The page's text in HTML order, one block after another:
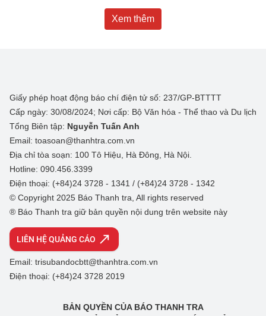
Xem thêm
Giấy phép hoạt động báo chí điện tử số: 237/GP-BTTTT
Cấp ngày: 30/08/2024; Nơi cấp: Bộ Văn hóa - Thể thao và Du lịch
Tổng Biên tập: Nguyễn Tuấn Anh
Email: toasoan@thanhtra.com.vn
Địa chỉ tòa soạn: 100 Tô Hiệu, Hà Đông, Hà Nội.
Hotline: 090.456.3399
Điện thoại: (+84)24 3728 - 1341 / (+84)24 3728 - 1342
© Copyright 2025 Báo Thanh tra, All rights reserved
® Báo Thanh tra giữ bản quyền nội dung trên website này
LIÊN HỆ QUẢNG CÁO
Email: trisubandocbtt@thanhtra.com.vn
Điện thoại: (+84)24 3728 2019
BẢN QUYỀN CỦA BÁO THANH TRA